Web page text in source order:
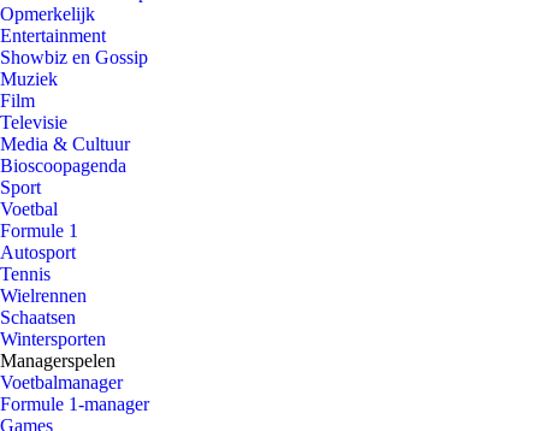
Opmerkelijk
Entertainment
Showbiz en Gossip
Muziek
Film
Televisie
Media & Cultuur
Bioscoopagenda
Sport
Voetbal
Formule 1
Autosport
Tennis
Wielrennen
Schaatsen
Wintersporten
Managerspelen
Voetbalmanager
Formule 1-manager
Games